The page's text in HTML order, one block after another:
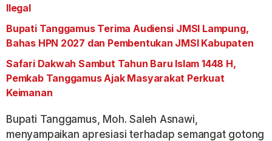
Ilegal
Bupati Tanggamus Terima Audiensi JMSI Lampung,
Bahas HPN 2027 dan Pembentukan JMSI Kabupaten
Safari Dakwah Sambut Tahun Baru Islam 1448 H,
Pemkab Tanggamus Ajak Masyarakat Perkuat
Keimanan
Bupati Tanggamus, Moh. Saleh Asnawi,
menyampaikan apresiasi terhadap semangat gotong